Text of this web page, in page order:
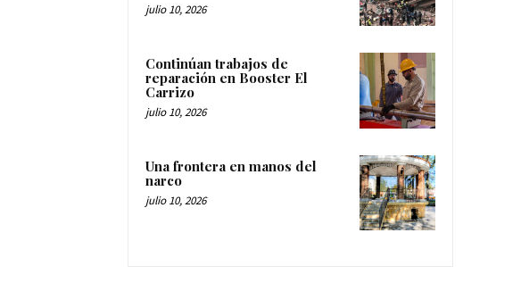
julio 10, 2026
Continúan trabajos de
reparación en Booster El
Carrizo
julio 10, 2026
Una frontera en manos del
narco
julio 10, 2026